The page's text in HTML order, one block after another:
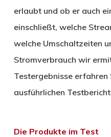
erlaubt und ob er auch
einschließt, welche
welche Umschaltzeiten
Stromverbrauch wir
Testergebnisse erfahren
ausführlichen
Die Produkte im Test